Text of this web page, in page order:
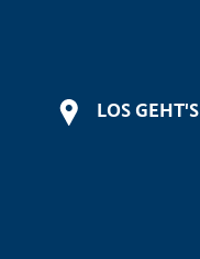
LOS GEHT'S